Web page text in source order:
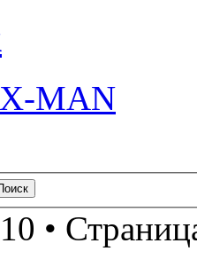
X-MAN
•